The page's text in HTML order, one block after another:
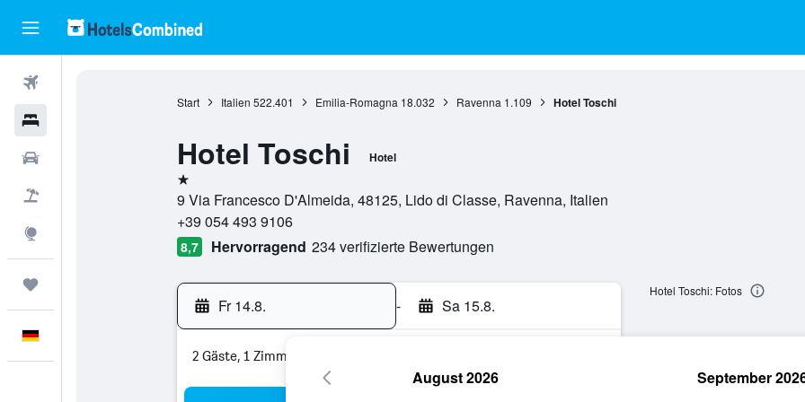
Start Italien 522.401 Emilia-Romagna 18.032 Ravenna 1.109 Hotel Toschi
Hotel Toschi Hotel
1 Stern
9 Via Francesco D'Almeida, 48125, Lido di Classe, Ravenna, Italien
+39 054 493 9106
8,7 Hervorragend 234 verifizierte Bewertungen
Fr 14.8. - Sa 15.8.
2 Gäste, 1 Zimmer
Hotel Toschi: Fotos
August 2026 September